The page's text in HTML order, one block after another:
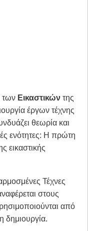
των Εικαστικών της
έργων τέχνης
θεωρία και
ενότητες: Η πρώτη
εικαστικής
Τέχνες
στους
από
δημιουργία.